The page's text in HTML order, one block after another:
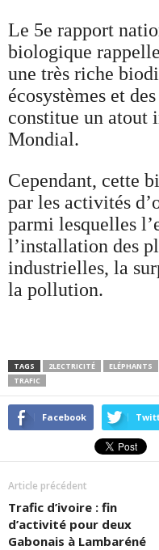
Le 5e rapport
biologique
une très riche
écosystèmes et
constitue un atout
Mondial.
Cependant, cette
par les activités
parmi lesquelles
l’installation des
industrielles, la
la pollution.
TAGS 2LECTRICITÉ ELÉPHANTS
TRAFIC
Facebook
Article précédent
Trafic d’ivoire : fin
d’activité pour deux
Gabonais à Lambaréné